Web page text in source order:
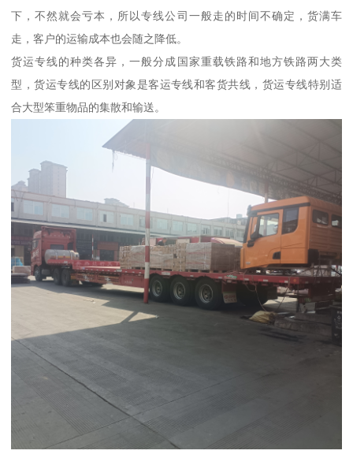
下，不然就会亏本，所以专线公司一般走的时间不确定，货满车
走，客户的运输成本也会随之降低。
货运专线的种类各异，一般分成国家重载铁路和地方铁路两大类
型，货运专线的区别对象是客运专线和客货共线，货运专线特别适
合大型笨重物品的集散和输送。